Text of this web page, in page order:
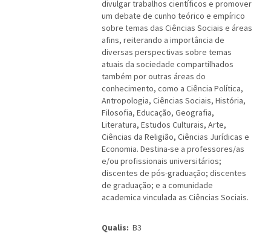
divulgar trabalhos científicos e promover
um debate de cunho teórico e empírico
sobre temas das Ciências Sociais e áreas
afins, reiterando a importância de
diversas perspectivas sobre temas
atuais da sociedade compartilhados
também por outras áreas do
conhecimento, como a Ciência Política,
Antropologia, Ciências Sociais, História,
Filosofia, Educação, Geografia,
Literatura, Estudos Culturais, Arte,
Ciências da Religião, Ciências Jurídicas e
Economia. Destina-se a professores/as
e/ou profissionais universitários;
discentes de pós-graduação; discentes
de graduação; e a comunidade
academica vinculada as Ciências Sociais.
Qualis: B3